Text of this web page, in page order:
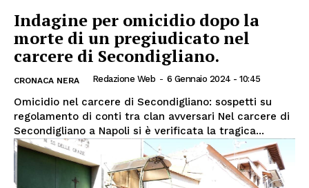
Indagine per omicidio dopo la
morte di un pregiudicato nel
carcere di Secondigliano.
CRONACA NERA Redazione Web - 6 Gennaio 2024 - 10:45
Omicidio nel carcere di Secondigliano: sospetti su
regolamento di conti tra clan avversari Nel carcere di
Secondigliano a Napoli si è verificata la tragica...